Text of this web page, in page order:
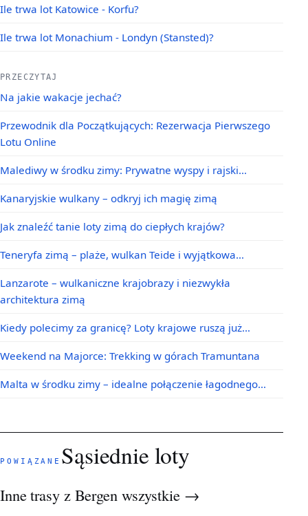
Ile trwa lot Katowice - Korfu?
Ile trwa lot Monachium - Londyn (Stansted)?
PRZECZYTAJ
Na jakie wakacje jechać?
Przewodnik dla Początkujących: Rezerwacja Pierwszego
Lotu Online
Malediwy w środku zimy: Prywatne wyspy i rajski…
Kanaryjskie wulkany – odkryj ich magię zimą
Jak znaleźć tanie loty zimą do ciepłych krajów?
Teneryfa zimą – plaże, wulkan Teide i wyjątkowa…
Lanzarote – wulkaniczne krajobrazy i niezwykła
architektura zimą
Kiedy polecimy za granicę? Loty krajowe ruszą już…
Weekend na Majorce: Trekking w górach Tramuntana
Malta w środku zimy – idealne połączenie łagodnego…
POWIĄZANE Sąsiednie loty
Inne trasy z Bergen wszystkie →